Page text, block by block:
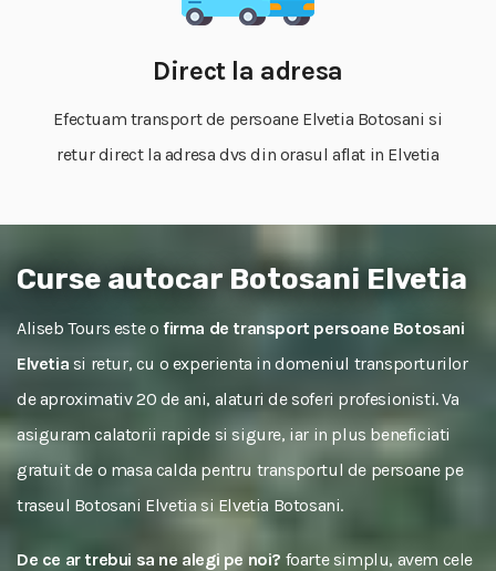
Direct la adresa
Efectuam transport de persoane Elvetia Botosani si
retur direct la adresa dvs din orasul aflat in Elvetia
Curse autocar Botosani Elvetia
Aliseb Tours este o firma de transport persoane Botosani
Elvetia si retur, cu o experienta in domeniul transporturilor
de aproximativ 20 de ani, alaturi de soferi profesionisti. Va
asiguram calatorii rapide si sigure, iar in plus beneficiati
gratuit de o masa calda pentru transportul de persoane pe
traseul Botosani Elvetia si Elvetia Botosani.
De ce ar trebui sa ne alegi pe noi? foarte simplu, avem cele